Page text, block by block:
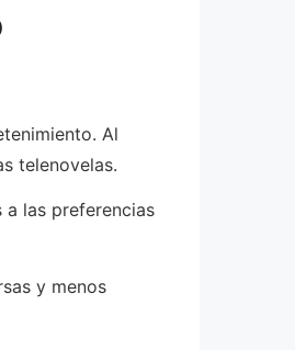
Al
telenovelas.
las preferencias
y menos